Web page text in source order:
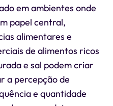
em ambientes onde
papel central,
alimentares e
de alimentos ricos
e sal podem criar
a percepção de
e quantidade